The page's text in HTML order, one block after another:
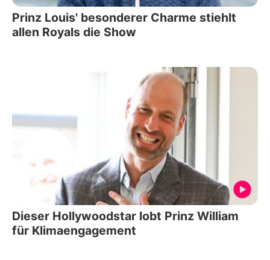
Prinz Louis' besonderer Charme stiehlt
allen Royals die Show
Dieser Hollywoodstar lobt Prinz William
für Klimaengagement